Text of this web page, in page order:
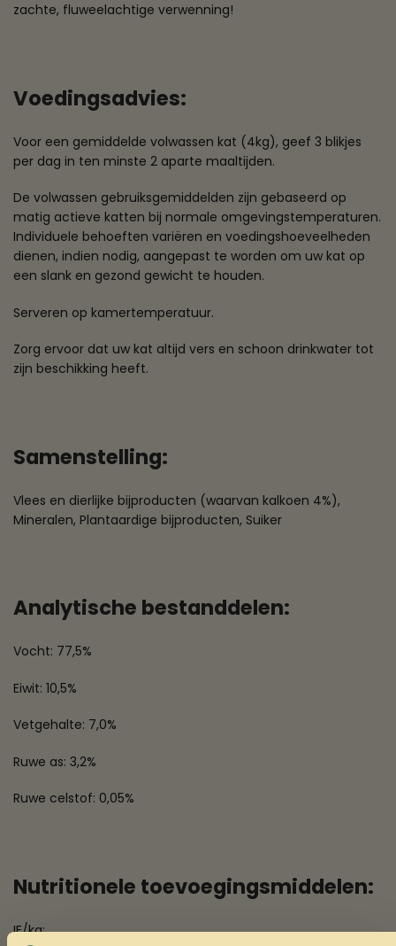
zachte, fluweelachtige verwenning!
Voedingsadvies:
Voor een gemiddelde volwassen kat (4kg), geef 3 blikjes
per dag in ten minste 2 aparte maaltijden.
De volwassen gebruiksgemiddelden zijn gebaseerd op
matig actieve katten bij normale omgevingstemperaturen.
Individuele behoeften variëren en voedingshoeveelheden
dienen, indien nodig, aangepast te worden om uw kat op
een slank en gezond gewicht te houden.
Serveren op kamertemperatuur.
Zorg ervoor dat uw kat altijd vers en schoon drinkwater tot
zijn beschikking heeft.
Samenstelling:
Vlees en dierlijke bijproducten (waarvan kalkoen 4%),
Mineralen, Plantaardige bijproducten, Suiker
Analytische bestanddelen:
Vocht: 77,5%
Eiwit: 10,5%
Vetgehalte: 7,0%
Ruwe as: 3,2%
Ruwe celstof: 0,05%
Nutritionele toevoegingsmiddelen:
IE/kg: